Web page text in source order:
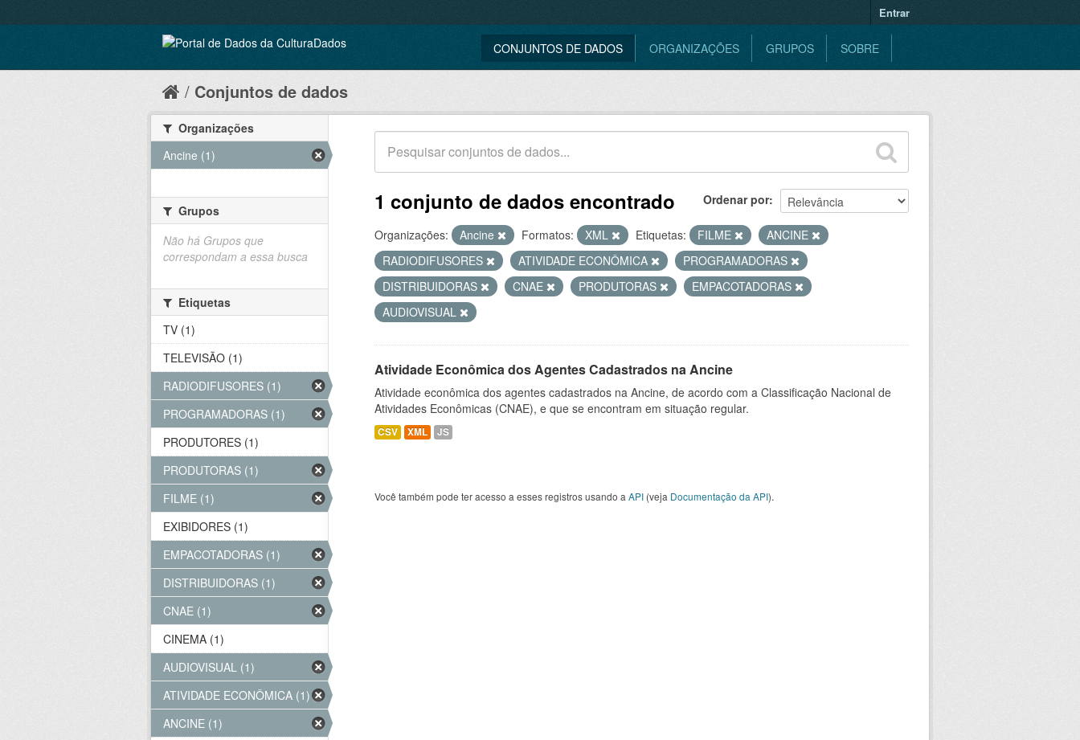
Entrar
CONJUNTOS DE DADOS ORGANIZAÇÕES GRUPOS SOBRE
Conjuntos de dados
Ordenar por
1 conjunto de dados encontrado
Organizações: Ancine Formatos: XML Etiquetas: FILME
ANCINE
RADIODIFUSORES
ATIVIDADE ECONÔMICA
PROGRAMADORAS
DISTRIBUIDORAS
CNAE PRODUTORAS
EMPACOTADORAS
AUDIOVISUAL
Atividade Econômica dos Agentes Cadastrados na Ancine
Atividade econômica dos agentes cadastrados na Ancine, de acordo com a Classificação Nacional de
Atividades Econômicas (CNAE), e que se encontram em situação regular.
CSV XML JS
Você também pode ter acesso a esses registros usando a API (veja Documentação da API).
Organizações
Ancine (1)
Grupos
Não há Grupos que
correspondam a essa busca
Etiquetas
TV (1)
TELEVISÃO (1)
RADIODIFUSORES (1)
PROGRAMADORAS (1)
PRODUTORES (1)
PRODUTORAS (1)
FILME (1)
EXIBIDORES (1)
EMPACOTADORAS (1)
DISTRIBUIDORAS (1)
CNAE (1)
CINEMA (1)
AUDIOVISUAL (1)
ATIVIDADE ECONÔMICA (1)
ANCINE (1)